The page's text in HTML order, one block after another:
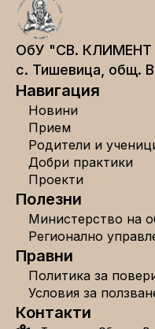
ОбУ "СВ.
с. Тишевица, общ.
Навигация
Новини
Прием
Родители и
Добри практики
Проекти
Полезни
Министерство на
Регионално
Правни
Политика за
Условия за
Контакти